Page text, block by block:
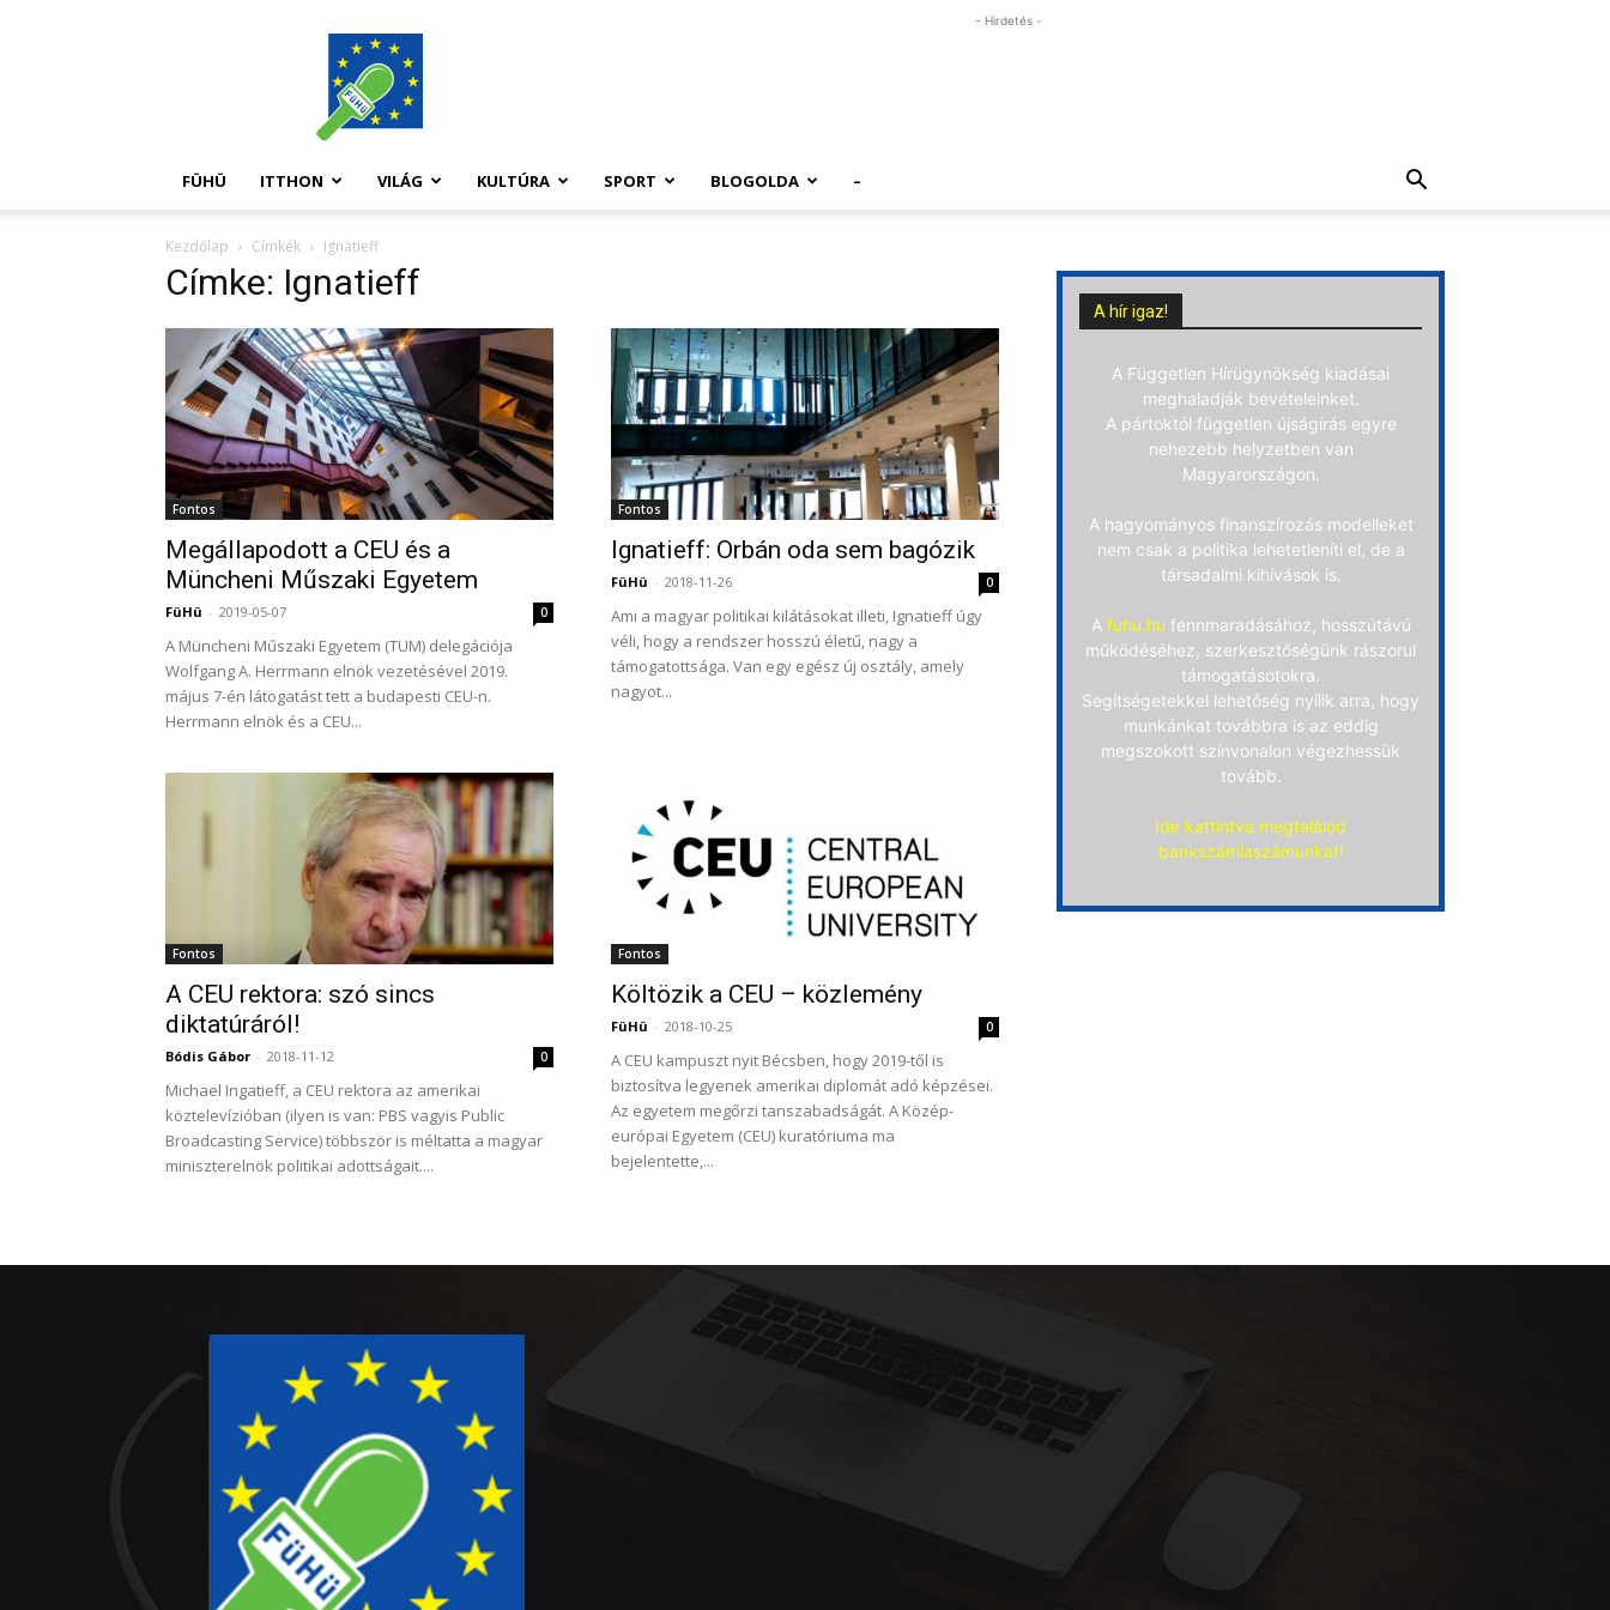
FüHü
- Hirdetés -
FÜHÜ ITTHON VILÁG KULTÚRA SPORT BLOGOLDA –
Kezdőlap Címkék Ignatieff
Címke: Ignatieff
Fontos
Megállapodott a CEU és a
Müncheni Műszaki Egyetem
FüHü - 2019-05-07 0
A Müncheni Műszaki Egyetem (TUM) delegációja
Wolfgang A. Herrmann elnök vezetésével 2019.
május 7-én látogatást tett a budapesti CEU-n.
Herrmann elnök és a CEU...
Fontos
Ignatieff: Orbán oda sem bagózik
FüHü - 2018-11-26 0
Ami a magyar politikai kilátásokat illeti, Ignatieff úgy
véli, hogy a rendszer hosszú életű, nagy a
támogatottsága. Van egy egész új osztály, amely
nagyot...
Fontos
A CEU rektora: szó sincs
diktatúráról!
Bódis Gábor - 2018-11-12 0
Michael Ingatieff, a CEU rektora az amerikai
köztelevízióban (ilyen is van: PBS vagyis Public
Broadcasting Service) többször is méltatta a magyar
miniszterelnök politikai adottságait....
Fontos
Költözik a CEU – közlemény
FüHü - 2018-10-25 0
A CEU kampuszt nyit Bécsben, hogy 2019-től is
biztosítva legyenek amerikai diplomát adó képzései.
Az egyetem megőrzi tanszabadságát. A Közép-
európai Egyetem (CEU) kuratóriuma ma
bejelentette,...
A hír igaz!
A Független Hírügynökség kiadásai
meghaladják bevételeinket.
A pártoktól független újságírás egyre
nehezebb helyzetben van
Magyarországon.
A hagyományos finanszírozás modelleket
nem csak a politika lehetetleníti el, de a
társadalmi kihívások is.
A fuhu.hu fennmaradásához, hosszútávú
működéséhez, szerkesztőségünk rászorul
támogatásotokra.
Segítségetekkel lehetőség nyílik arra, hogy
munkánkat továbbra is az eddig
megszokott színvonalon végezhessük
tovább.
Ide kattintva megtalálod
bankszámlaszámunkat!